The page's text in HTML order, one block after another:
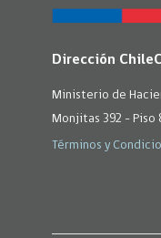
Dirección
Ministerio de
Monjitas 392 - Piso
Términos y